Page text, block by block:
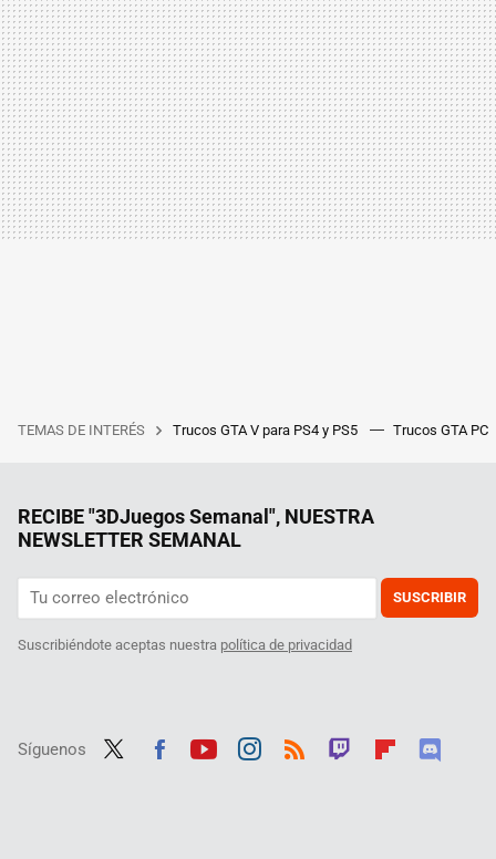
TEMAS DE INTERÉS Trucos GTA V para PS4 y PS5 Trucos GTA PC
RECIBE "3DJuegos Semanal", NUESTRA
NEWSLETTER SEMANAL
SUSCRIBIR
Suscribiéndote aceptas nuestra política de privacidad
Síguenos